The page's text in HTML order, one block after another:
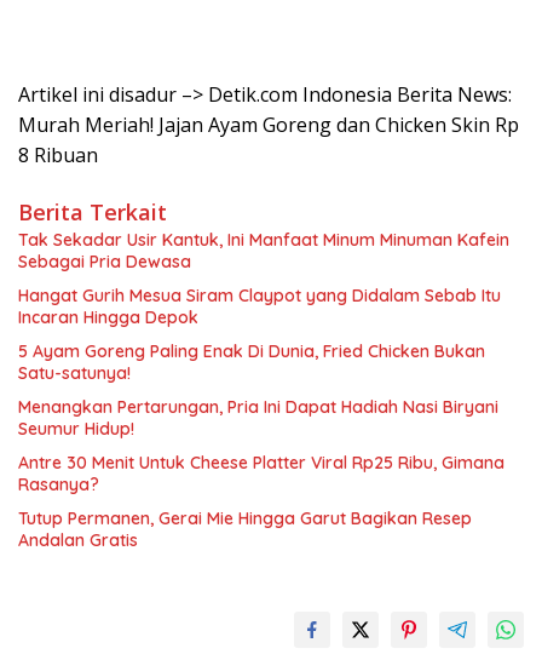
Artikel ini disadur –> Detik.com Indonesia Berita News:
Murah Meriah! Jajan Ayam Goreng dan Chicken Skin Rp
8 Ribuan
Berita Terkait
Tak Sekadar Usir Kantuk, Ini Manfaat Minum Minuman Kafein
Sebagai Pria Dewasa
Hangat Gurih Mesua Siram Claypot yang Didalam Sebab Itu
Incaran Hingga Depok
5 Ayam Goreng Paling Enak Di Dunia, Fried Chicken Bukan
Satu-satunya!
Menangkan Pertarungan, Pria Ini Dapat Hadiah Nasi Biryani
Seumur Hidup!
Antre 30 Menit Untuk Cheese Platter Viral Rp25 Ribu, Gimana
Rasanya?
Tutup Permanen, Gerai Mie Hingga Garut Bagikan Resep
Andalan Gratis